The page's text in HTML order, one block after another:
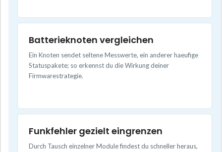
Batterieknoten vergleichen
Ein Knoten sendet seltene Messwerte, ein anderer haeufige
Statuspakete; so erkennst du die Wirkung deiner
Firmwarestrategie.
Funkfehler gezielt eingrenzen
Durch Tausch einzelner Module findest du schneller heraus,